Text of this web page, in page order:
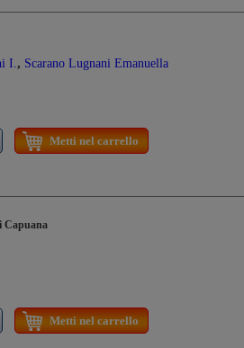
I., Scarano Lugnani Emanuella
Metti nel carrello
Capuana
Metti nel carrello